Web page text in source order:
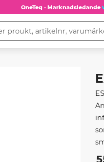
OneTeq - Marknadsledande